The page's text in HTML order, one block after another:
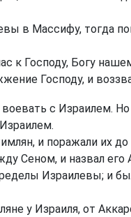
в Массифу, тогда
к Господу, Богу
Господу, и
с Израилем.
и поражали их
и назвал его
Израилевы; и
у Израиля, от